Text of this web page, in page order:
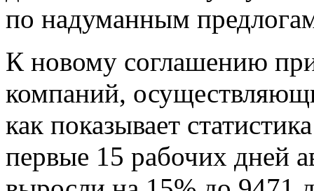
по надуманным
К новому соглашению
компаний,
как показывает
первые 15 рабочих дней